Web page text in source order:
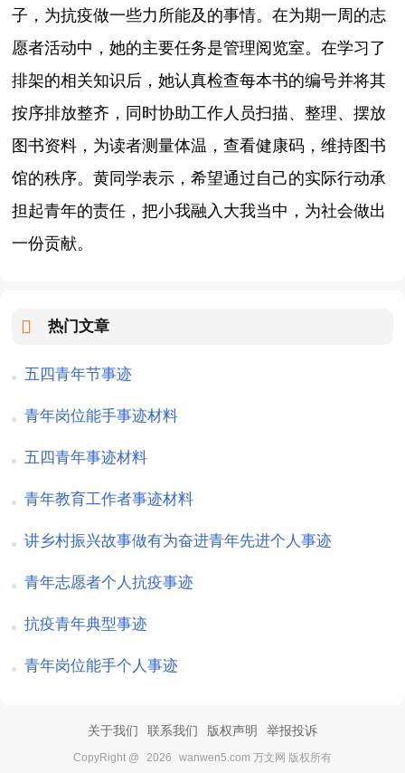
子，为抗疫做一些力所能及的事情。在为期一周的志
愿者活动中，她的主要任务是管理阅览室。在学习了
排架的相关知识后，她认真检查每本书的编号并将其
按序排放整齐，同时协助工作人员扫描、整理、摆放
图书资料，为读者测量体温，查看健康码，维持图书
馆的秩序。黄同学表示，希望通过自己的实际行动承
担起青年的责任，把小我融入大我当中，为社会做出
一份贡献。
热门文章
五四青年节事迹
青年岗位能手事迹材料
五四青年事迹材料
青年教育工作者事迹材料
讲乡村振兴故事做有为奋进青年先进个人事迹
青年志愿者个人抗疫事迹
抗疫青年典型事迹
青年岗位能手个人事迹
关于我们 联系我们 版权声明 举报投诉
CopyRight @ 2026 wanwen5.com 万文网 版权所有